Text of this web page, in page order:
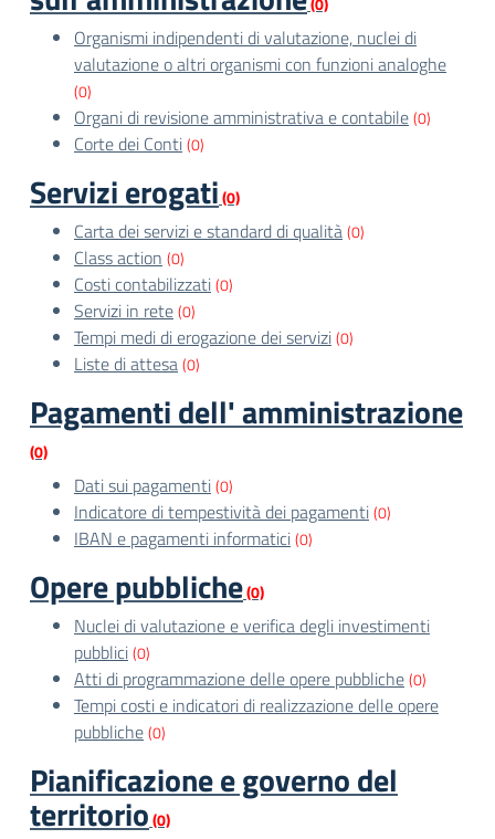
Organismi indipendenti di valutazione, nuclei di
valutazione o altri organismi con funzioni analoghe
(0)
Organi di revisione amministrativa e contabile(0)
Corte dei Conti(0)
Servizi erogati(0)
Carta dei servizi e standard di qualità(0)
Class action (0)
Costi contabilizzati(0)
Servizi in rete(0)
Tempi medi di erogazione dei servizi(0)
Liste di attesa(0)
Pagamenti dell' amministrazione
(0)
Dati sui pagamenti(0)
Indicatore di tempestività dei pagamenti(0)
IBAN e pagamenti informatici(0)
Opere pubbliche(0)
Nuclei di valutazione e verifica degli investimenti
pubblici(0)
Atti di programmazione delle opere pubbliche(0)
Tempi costi e indicatori di realizzazione delle opere
pubbliche(0)
Pianificazione e governo del
territorio(0)